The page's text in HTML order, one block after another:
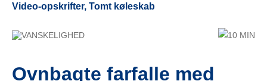
Video-opskrifter, Tomt køleskab
VANSKELIGHED 10 MIN
Ovnbagte farfalle med